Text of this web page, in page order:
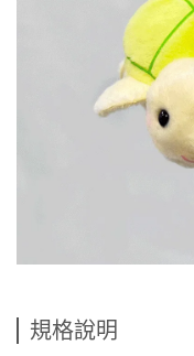
規格說明